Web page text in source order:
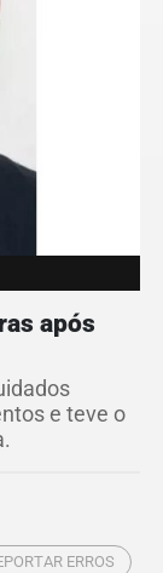
após
e teve o
ERROS